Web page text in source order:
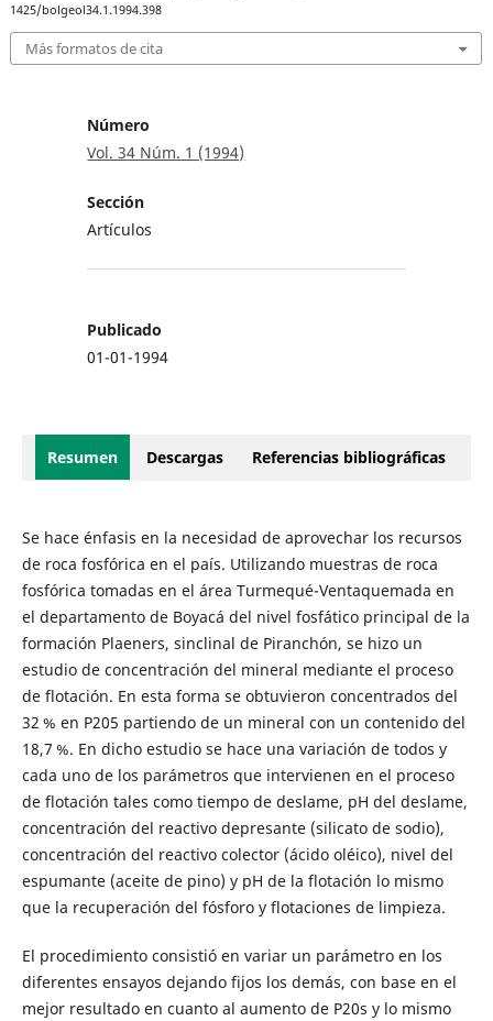
1425/bolgeol34.1.1994.398
Más formatos de cita
Número
Vol. 34 Núm. 1 (1994)
Sección
Artículos
Publicado
01-01-1994
Resumen Descargas Referencias bibliográficas
Se hace énfasis en la necesidad de aprovechar los recursos
de roca fosfórica en el país. Utilizando muestras de roca
fosfórica tomadas en el área Turmequé-Ventaquemada en
el departamento de Boyacá del nivel fosfático principal de la
formación Plaeners, sinclinal de Piranchón, se hizo un
estudio de concentración del mineral mediante el proceso
de flotación. En esta forma se obtuvieron concentrados del
32 % en P205 partiendo de un mineral con un contenido del
18,7 %. En dicho estudio se hace una variación de todos y
cada uno de los parámetros que intervienen en el proceso
de flotación tales como tiempo de deslame, pH del deslame,
concentración del reactivo depresante (silicato de sodio),
concentración del reactivo colector (ácido oléico), nivel del
espumante (aceite de pino) y pH de la flotación lo mismo
que la recuperación del fósforo y flotaciones de limpieza.
El procedimiento consistió en variar un parámetro en los
diferentes ensayos dejando fijos los demás, con base en el
mejor resultado en cuanto al aumento de P20s y lo mismo